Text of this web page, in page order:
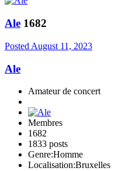
Ale 1682
Posted August 11, 2023
Ale
Amateur de concert
Membres
1682
1833 posts
Genre:Homme
Localisation:Bruxelles